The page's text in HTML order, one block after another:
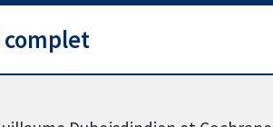
complet